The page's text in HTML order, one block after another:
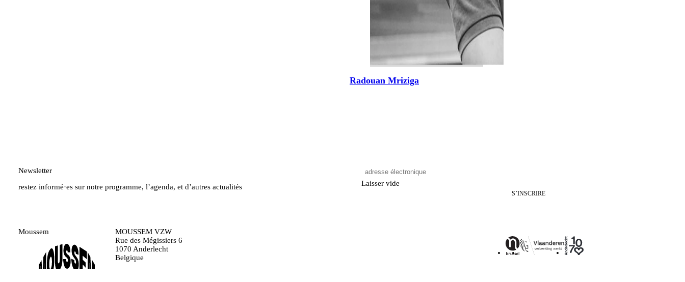
Radouan Mriziga
Moussem
MOUSSEM VZW
Rue des Mégissiers 6
1070 Anderlecht
Belgique
Newsletter
restez informé·es sur notre programme, l’agenda, et d’autres actualités
Laisser vide
S’INSCRIRE